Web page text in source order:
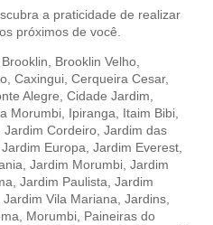
a praticidade de realizar
próximos de você.
Brooklin, Brooklin Velho,
Caxingui, Cerqueira Cesar,
Alegre, Cidade Jardim,
Morumbi, Ipiranga, Itaim Bibi,
Jardim Cordeiro, Jardim das
Jardim Europa, Jardim Everest,
Jardim Morumbi, Jardim
Jardim Paulista, Jardim
Jardim Vila Mariana, Jardins,
Morumbi, Paineiras do